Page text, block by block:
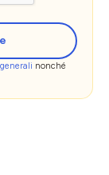
nonché